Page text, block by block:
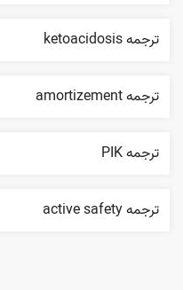
ترجمه ketoacidosis
ترجمه amortizement
ترجمه PIK
ترجمه active safety